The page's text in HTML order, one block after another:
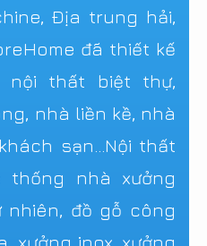
Địa trung hải,
đã thiết kế
nội thất biệt thự,
nhà liền kề, nhà
sạn...Nội thất
thống nhà xưởng
đồ gỗ công
xưởng inox, xưởng